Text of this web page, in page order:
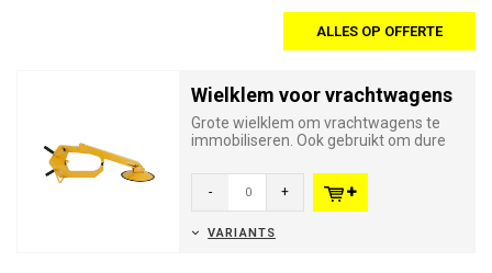
ALLES OP OFFERTE
Wielklem voor vrachtwagens
Grote wielklem om vrachtwagens te
immobiliseren. Ook gebruikt om dure
- +
VARIANTS